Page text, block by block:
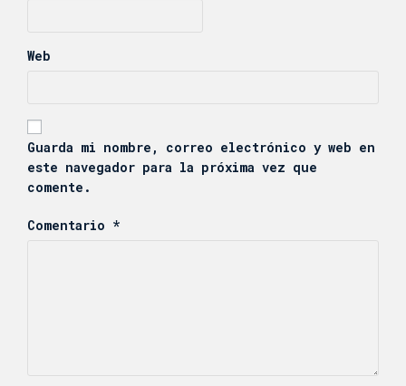
Web
Guarda mi nombre, correo electrónico y web en
este navegador para la próxima vez que
comente.
Comentario *